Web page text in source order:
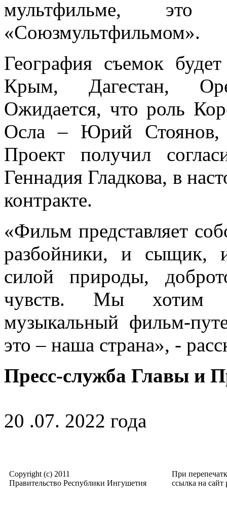
мультфильме,
«Союзмультфильмом».
География съемок
Крым, Дагестан,
Ожидается, что роль
Осла – Юрий
Проект получил
Геннадия Гладкова, в
контракте.
«Фильм представляет
разбойники, и сыщик,
силой природы,
чувств. Мы хотим
музыкальный фильм-
это – наша страна», -
Пресс-служба Главы и
20 .07. 2022 года
Copyright (c) 2011
Правительство Республики Ингушетия
При
ссылка на сайт